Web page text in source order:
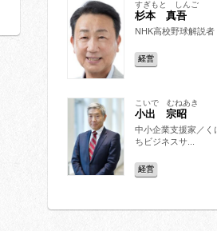
すぎもと しんご
杉本 真吾
NHK高校野球解説者
経営
こいで むねあき
小出 宗昭
中小企業支援家／く
ちビジネスサ...
経営